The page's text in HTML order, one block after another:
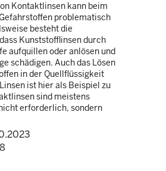
Kontaktlinsen kann beim
problematisch
besteht die
Kunststofflinsen durch
aufquillen oder anlösen und
schädigen. Auch das Lösen
in der Quellflüssigkeit
ist hier als Beispiel zu
sind meistens
erforderlich, sondern